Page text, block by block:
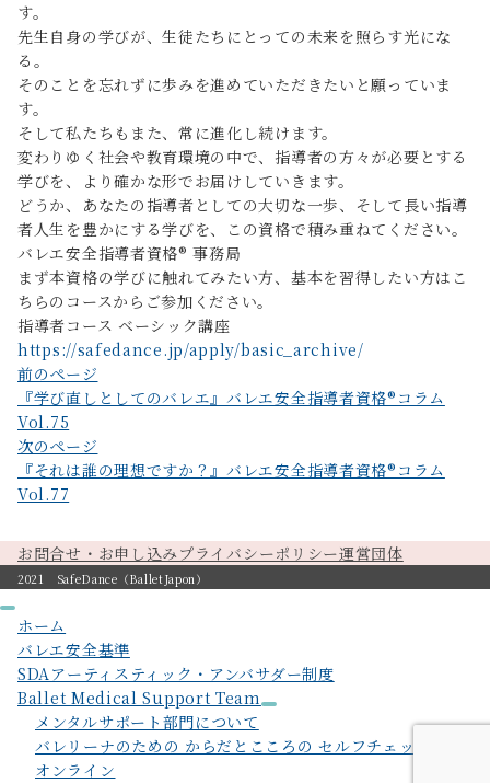
す。
先生自身の学びが、生徒たちにとっての未来を照らす光にな
る。
そのことを忘れずに歩みを進めていただきたいと願っていま
す。
そして私たちもまた、常に進化し続けます。
変わりゆく社会や教育環境の中で、指導者の方々が必要とする
学びを、より確かな形でお届けしていきます。
どうか、あなたの指導者としての大切な一歩、そして長い指導
者人生を豊かにする学びを、この資格で積み重ねてください。
バレエ安全指導者資格®︎ 事務局
まず本資格の学びに触れてみたい方、基本を習得したい方はこ
ちらのコースからご参加ください。
指導者コース ベーシック講座
https://safedance.jp/apply/basic_archive/
投
稿
ナ
ビ
ゲ
ー
シ
ョ
ン
前のページ
『学び直しとしてのバレエ』バレエ安全指導者資格®︎コラム
Vol.75
次のページ
『それは誰の理想ですか？』バレエ安全指導者資格®︎コラム
Vol.77
お問合せ・お申し込みプライバシーポリシー運営団体
2021 SafeDance（BalletJapon）
ホーム
バレエ安全基準
SDAアーティスティック・アンバサダー制度
Ballet Medical Support Team
メンタルサポート部門について
バレリーナのための からだとこころの セルフチェックガイド
オンライン